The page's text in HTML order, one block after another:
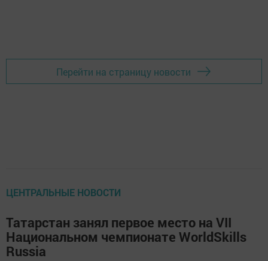
Перейти на страницу новости
ЦЕНТРАЛЬНЫЕ НОВОСТИ
Татарстан занял первое место на VII
Национальном чемпионате WorldSkills
Russia